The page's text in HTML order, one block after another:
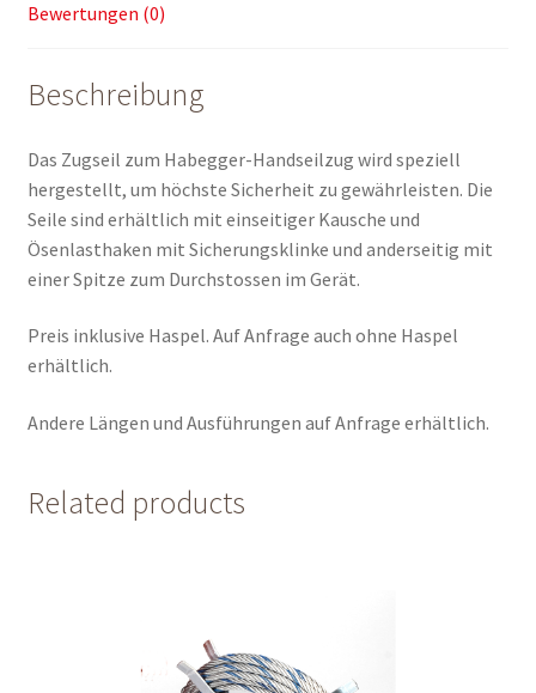
Bewertungen (0)
Beschreibung
Das Zugseil zum Habegger-Handseilzug wird speziell
hergestellt, um höchste Sicherheit zu gewährleisten. Die
Seile sind erhältlich mit einseitiger Kausche und
Ösenlasthaken mit Sicherungsklinke und anderseitig mit
einer Spitze zum Durchstossen im Gerät.
Preis inklusive Haspel. Auf Anfrage auch ohne Haspel
erhältlich.
Andere Längen und Ausführungen auf Anfrage erhältlich.
Related products